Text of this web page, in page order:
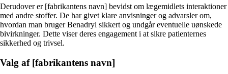
Derudover er [fabrikantens navn] bevidst om lægemidlets interaktioner
med andre stoffer. De har givet klare anvisninger og advarsler om,
hvordan man bruger Benadryl sikkert og undgår eventuelle uønskede
bivirkninger. Dette viser deres engagement i at sikre patienternes
sikkerhed og trivsel.
Valg af [fabrikantens navn]